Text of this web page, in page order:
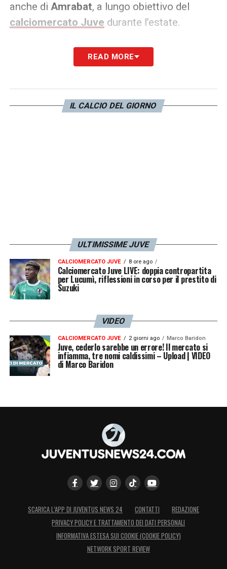
anche di Amrabat, a lungo obiettivo del
calciomercato Juve durante l’estate.
«Gli obiettivi sono tanti, il primo è
stato raggiunto con la qualificazione in
Inghilterra, abbiamo lavorato tanto e alla
READ MORE
IL CALCIO DEL GIORNO
ULTIMISSIME JUVE
CALCIOMERCATO JUVE 8 ore ago
Calciomercato Juve LIVE: doppia contropartita
per Lucumì, riflessioni in corso per il prestito di
Suzuki
VIDEO
CALCIOMERCATO JUVE 2 giorni ago Marco Baridon
Juve, cederlo sarebbe un errore! Il mercato si
infiamma, tre nomi caldissimi – Upload | VIDEO
di Marco Baridon
SCARICA L’APP DI JUVENTUS NEWS 24 CONTATTI
REDAZIONE
PRIVACY POLICY E TRATTAMENTO DEI DATI PERSONALI
INFORMATIVA ESTESA SUI COOKIE (COOKIE POLICY)
NETWORK SPORT REVIEW